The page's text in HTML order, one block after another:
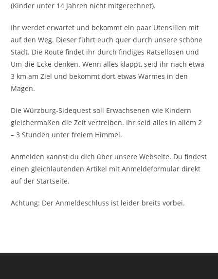
(Kinder unter 14 Jahren nicht mitgerechnet).
Ihr werdet erwartet und bekommt ein paar Utensilien mit
auf den Weg. Dieser führt euch quer durch unsere schöne
Stadt. Die Route findet ihr durch findiges Rätsellösen und
Um-die-Ecke-denken. Wenn alles klappt, seid ihr nach etwa
3 km am Ziel und bekommt dort etwas Warmes in den
Magen.
Die Würzburg-Sidequest soll Erwachsenen wie Kindern
gleichermaßen die Zeit vertreiben. Ihr seid alles in allem 2
– 3 Stunden unter freiem Himmel.
Anmelden kannst du dich über unsere Webseite. Du findest
einen gleichlautenden Artikel mit Anmeldeformular direkt
auf der Startseite.
Achtung: Der Anmeldeschluss ist leider breits vorbei.